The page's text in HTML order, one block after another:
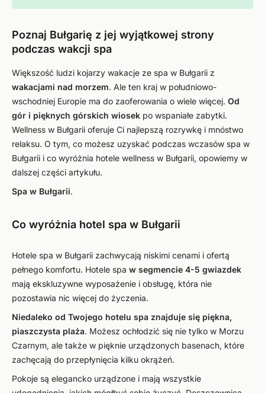
Poznaj Bułgarię z jej wyjątkowej strony
podczas wakcji spa
Większość ludzi kojarzy wakacje ze spa w Bułgarii z
wakacjami nad morzem. Ale ten kraj w południowo-
wschodniej Europie ma do zaoferowania o wiele więcej. Od
gór i pięknych górskich wiosek po wspaniałe zabytki.
Wellness w Bułgarii oferuje Ci najlepszą rozrywkę i mnóstwo
relaksu. O tym, co możesz uzyskać podczas wczasów spa w
Bułgarii i co wyróżnia hotele wellness w Bułgarii, opowiemy w
dalszej części artykułu.
Spa w Bułgarii.
Co wyróżnia hotel spa w Bułgarii
Hotele spa w Bułgarii zachwycają niskimi cenami i ofertą
pełnego komfortu. Hotele spa w segmencie 4-5 gwiazdek
mają ekskluzywne wyposażenie i obsługę, która nie
pozostawia nic więcej do życzenia.
Niedaleko od Twojego hotelu spa znajduje się piękna,
piaszczysta plaża. Możesz ochłodzić się nie tylko w Morzu
Czarnym, ale także w pięknie urządzonych basenach, które
zachęcają do przepłynięcia kilku okrążeń.
Pokoje są elegancko urządzone i mają wszystkie